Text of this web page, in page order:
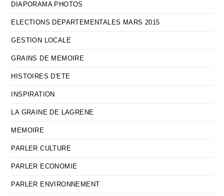
DIAPORAMA PHOTOS
ELECTIONS DEPARTEMENTALES MARS 2015
GESTION LOCALE
GRAINS DE MEMOIRE
HISTOIRES D'ETE
INSPIRATION
LA GRAINE DE LAGRENE
MEMOIRE
PARLER CULTURE
PARLER ECONOMIE
PARLER ENVIRONNEMENT